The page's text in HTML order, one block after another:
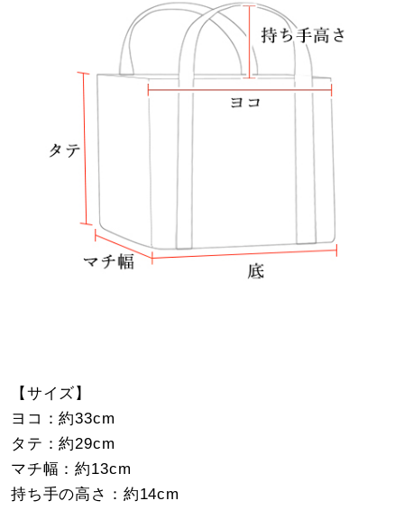
【サイズ】
ヨコ：約33cm
タテ：約29cm
マチ幅：約13cm
持ち手の高さ：約14cm